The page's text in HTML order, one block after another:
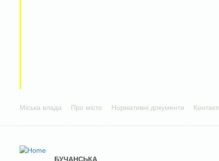
Міська влада Про місто Нормативні документи
БУЧАНСЬКА